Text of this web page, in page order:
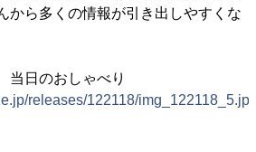
から多くの情報が引き出しやすくな
日のおしゃべり
releases/122118/